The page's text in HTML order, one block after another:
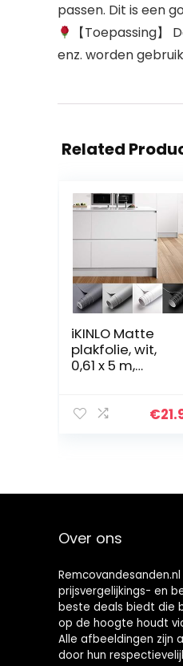
passen. Dit is een
【Toepassing
enz. worden
Related
iKINLO Matte
plakfolie, wit,
0,61 x 5 m,
verdikte
€
Over ons
prijsvergelijkings- en
beste deals biedt die
op de hoogte houdt
Alle afbeeldingen zijn
door hun